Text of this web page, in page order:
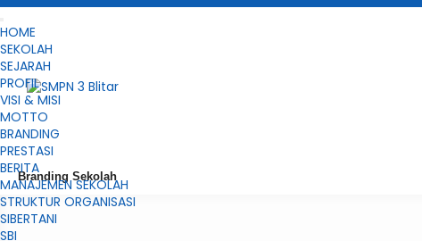
HOME
SEKOLAH
SEJARAH
PROFIL
VISI & MISI
MOTTO
BRANDING
PRESTASI
BERITA
MANAJEMEN SEKOLAH
STRUKTUR ORGANISASI
SIBERTANI
SBI
Branding Sekolah